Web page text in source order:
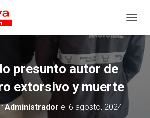
presunto autor de
extorsivo y muerte
Administrador el 6 agosto, 2024